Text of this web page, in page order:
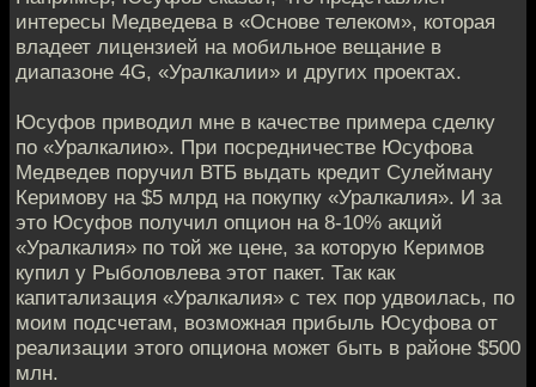
интересы Медведева в «Основе телеком», которая
владеет лицензией на мобильное вещание в
диапазоне 4G, «Уралкалии» и других проектах.
Юсуфов приводил мне в качестве примера сделку
по «Уралкалию». При посредничестве Юсуфова
Медведев поручил ВТБ выдать кредит Сулейману
Керимову на $5 млрд на покупку «Уралкалия». И за
это Юсуфов получил опцион на 8-10% акций
«Уралкалия» по той же цене, за которую Керимов
купил у Рыболовлева этот пакет. Так как
капитализация «Уралкалия» с тех пор удвоилась, по
моим подсчетам, возможная прибыль Юсуфова от
реализации этого опциона может быть в районе $500
млн.